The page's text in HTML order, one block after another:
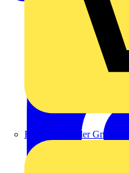
Heinrich Häusler GmbH